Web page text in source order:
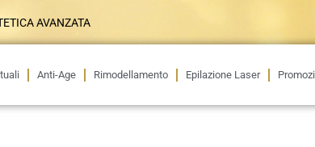
AVANZATA
Anti-Age Rimodellamento Epilazione Laser